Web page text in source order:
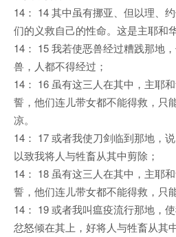
14： 14 其中虽有挪亚、但以理、
们的义救自己的性命。这是主耶和华
14： 15 我若使恶兽经过糟践那地
兽，人都不得经过；
14： 16 虽有这三人在其中，主耶
誓，他们连儿带女都不能得救，只
凉。
14： 17 或者我使刀剑临到那地，
以致我将人与牲畜从其中剪除；
14： 18 虽有这三人在其中，主耶
誓，他们连儿带女都不能得救，只
14： 19 或者我叫瘟疫流行那地，
忿怒倾在其上，好将人与牲畜从其